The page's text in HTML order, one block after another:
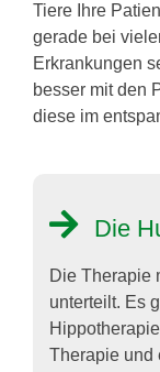
Tiere Ihre
gerade bei
Erkrankungen
besser mit den
diese im
Die
Die Therapie
unterteilt. Es
Therapie und